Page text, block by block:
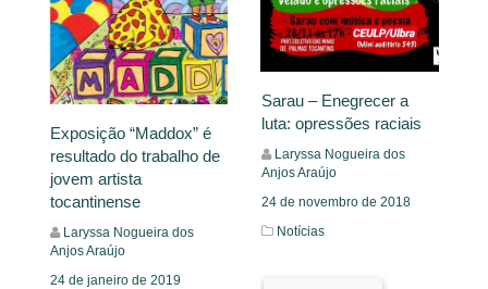
Exposição “Maddox” é
resultado do trabalho de
jovem artista
tocantinense
Laryssa Nogueira dos
Anjos Araújo
24 de janeiro de 2019
Sarau – Enegrecer a
luta: opressões raciais
Laryssa Nogueira dos
Anjos Araújo
24 de novembro de 2018
Notícias